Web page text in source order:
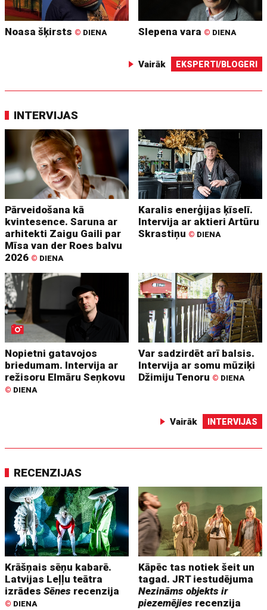
Noasa šķirsts © DIENA Slepena vara © DIENA
Vairāk EKSPERTI/BLOGERI
INTERVIJAS
Pārveidošana kā
kvintesence. Saruna ar
arhitekti Zaigu Gaili par
Mīsa van der Roes balvu
2026 © DIENA
Karalis enerģijas ķīselī.
Intervija ar aktieri Artūru
Skrastiņu © DIENA
Nopietni gatavojos
briedumam. Intervija ar
režisoru Elmāru Seņkovu
© DIENA
Var sadzirdēt arī balsis.
Intervija ar somu mūziķi
Džimiju Tenoru © DIENA
Vairāk INTERVIJAS
RECENZIJAS
Krāšņais sēņu kabarē.
Latvijas Leļļu teātra
izrādesSēnes recenzija
© DIENA
Kāpēc tas notiek šeit un
tagad. JRT iestudējuma
Nezināms objekts ir
piezemējies recenzija